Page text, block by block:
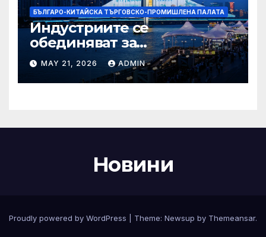
БЪЛГАРО-КИТАЙСКА ТЪРГОВСКО-ПРОМИШЛЕНА ПАЛАТА
Индустриите се
обединяват за
висококачествен растеж на
културния и
туристическия сектор
MAY 21, 2026 ADMIN
Новини
Proudly powered by WordPress Theme: Newsup by Themeansar.